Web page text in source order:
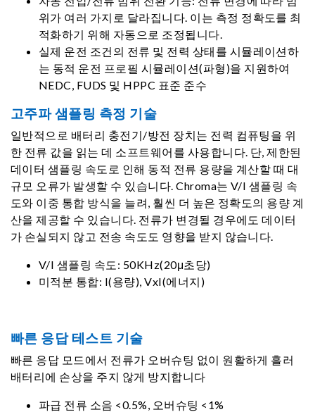
위가 여러 가지로 달라집니다. 이는 측정 정확도를 최
적화하기 위해 자동으로 조정됩니다.
실제 운전 조건의 전류 및 전력 상태를 시뮬레이션하
는 동적 운전 프로필 시뮬레이션(파형)을 지원하여
NEDC, FUDS 및 HPPC 표준 준수
고주파 샘플링 측정 기술
일반적으로 배터리 충전기/방전 장치는 전력 컴퓨팅을 위
한 전류 값을 읽는 데 소프트웨어를 사용합니다. 단, 제한된
데이터 샘플링 속도로 인해 동적 전류 용량을 계산할 때 대
규모 오류가 발생할 수 있습니다. Chroma는 V/I 샘플링 속
도와 이중 통합 방식을 늘려, 훨씬 더 높은 정확도의 용량 계
산을 제공할 수 있습니다. 전류가 변경될 경우에도 데이터
가 손실되지 않고 전송 속도도 영향을 받지 않습니다.
V/I 샘플링 속도: 50KHz(20μ초당)
미적분 통합: I(용량), VxI(에너지)
빠른 응답 테스트 기술
빠른 응답 모드에서 전류가 오버슈팅 없이 원활하게 흘러
배터리에 손상을 주지 않게 방지합니다
파급 전류 소음 <0.5%, 오버슈팅 <1%